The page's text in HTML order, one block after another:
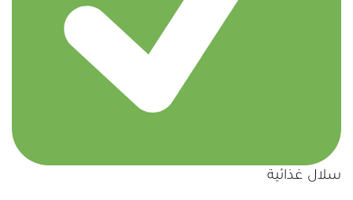
سلال غذائية